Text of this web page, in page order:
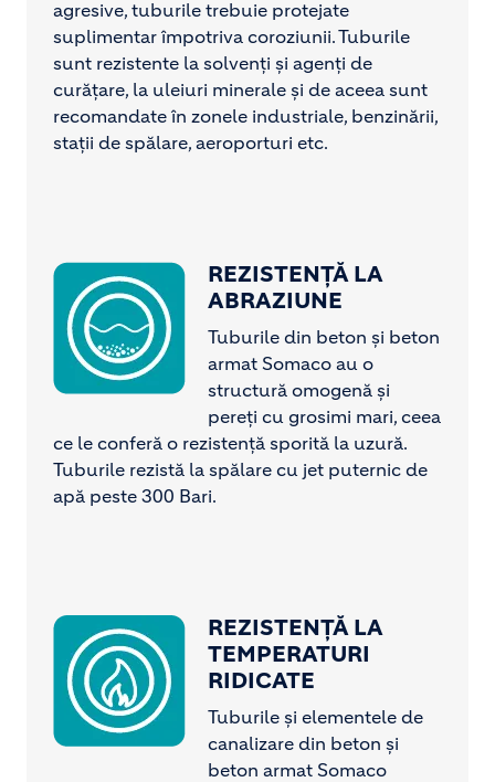
agresive, tuburile trebuie protejate
suplimentar împotriva coroziunii. Tuburile
sunt rezistente la solvenți și agenți de
curățare, la uleiuri minerale și de aceea sunt
recomandate în zonele industriale, benzinării,
stații de spălare, aeroporturi etc.
Image
REZISTENȚĂ LA
ABRAZIUNE
Tuburile din beton și beton
armat Somaco au o
structură omogenă și
pereți cu grosimi mari, ceea
ce le conferă o rezistență sporită la uzură.
Tuburile rezistă la spălare cu jet puternic de
apă peste 300 Bari.
Image
REZISTENȚĂ LA
TEMPERATURI
RIDICATE
Tuburile și elementele de
canalizare din beton și
beton armat Somaco